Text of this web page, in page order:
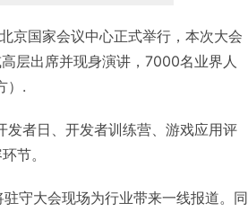
国家会议中心正式举行，本次大会
层出席并现身演讲，7000名业界人
）.
者日、开发者训练营、游戏应用评
节。
守大会现场为行业带来一线报道。同